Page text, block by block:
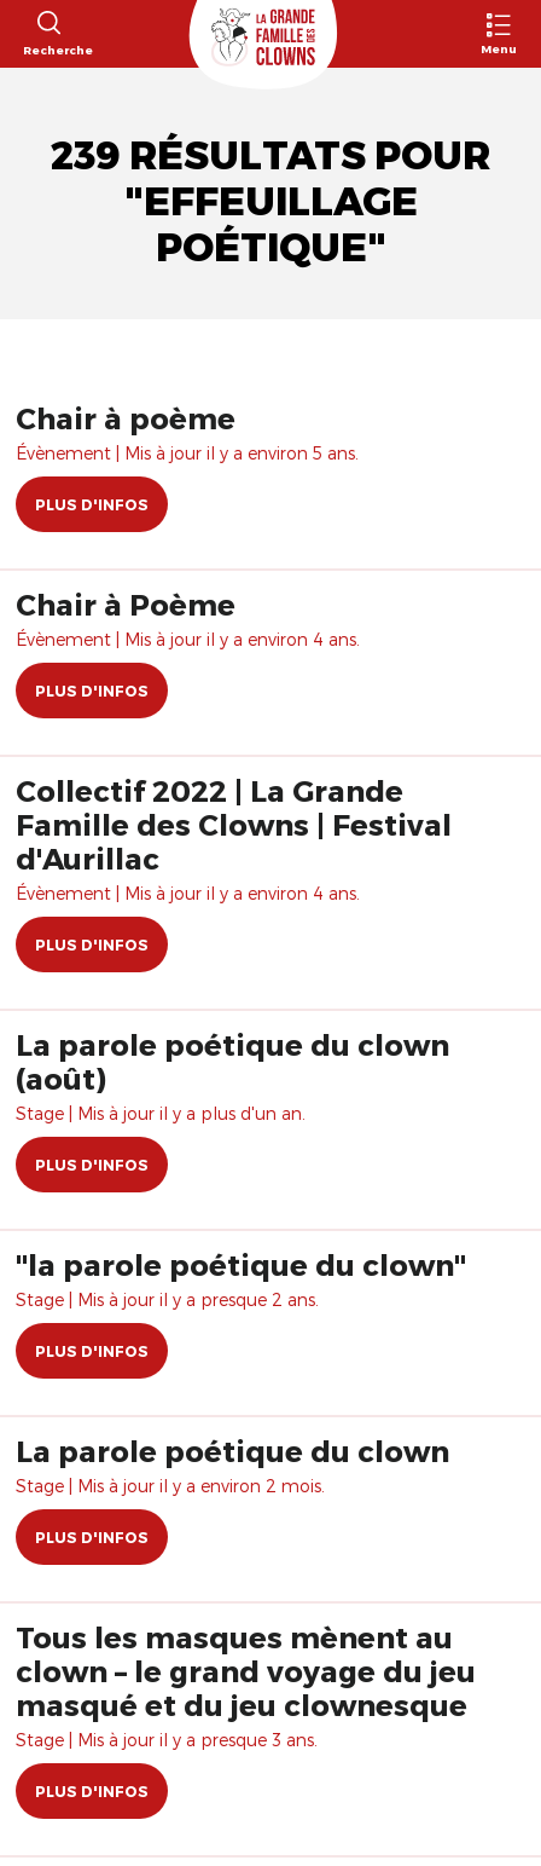
Recherche Menu
239 RÉSULTATS POUR
"EFFEUILLAGE
POÉTIQUE"
Chair à poème
Évènement | Mis à jour il y a environ 5 ans.
PLUS D'INFOS
Chair à Poème
Évènement | Mis à jour il y a environ 4 ans.
PLUS D'INFOS
Collectif 2022 | La Grande
Famille des Clowns | Festival
d'Aurillac
Évènement | Mis à jour il y a environ 4 ans.
PLUS D'INFOS
La parole poétique du clown
(août)
Stage | Mis à jour il y a plus d'un an.
PLUS D'INFOS
"la parole poétique du clown"
Stage | Mis à jour il y a presque 2 ans.
PLUS D'INFOS
La parole poétique du clown
Stage | Mis à jour il y a environ 2 mois.
PLUS D'INFOS
Tous les masques mènent au
clown – le grand voyage du jeu
masqué et du jeu clownesque
Stage | Mis à jour il y a presque 3 ans.
PLUS D'INFOS